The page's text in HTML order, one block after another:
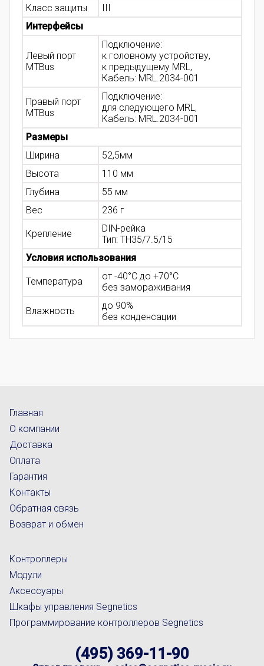
Класс защиты
Интерфейсы
Левый порт
MTBus
Подключение:
к головному устройству,
к предыдущему MRL,
Кабель: MRL.2034-001
Правый порт
MTBus
Подключение:
для следующего MRL,
Кабель: MRL.2034-001
Размеры
Ширина
52,5мм
Высота
110 мм
Глубина
55 мм
Вес
236 г
Крепление
DIN-рейка
Тип: ТН35/7.5/15
Условия использования
Температура
от -40°С до +70°С
без замораживания
Влажность
до 90%
без конденсации
Главная
О компании
Доставка
Оплата
Гарантия
Контакты
Обратная связь
Возврат и обмен
Контроллеры
Модули
Аксессуары
Шкафы управления Segnetics
Программирование контроллеров Segnetics
(495) 369-11-90